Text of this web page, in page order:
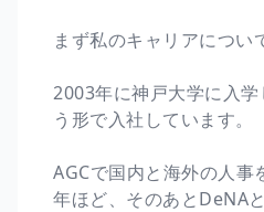
まず私のキャリアについ
2003年に神戸大学に入
う形で入社しています。
AGCで国内と海外の人
年ほど、そのあとDeNA